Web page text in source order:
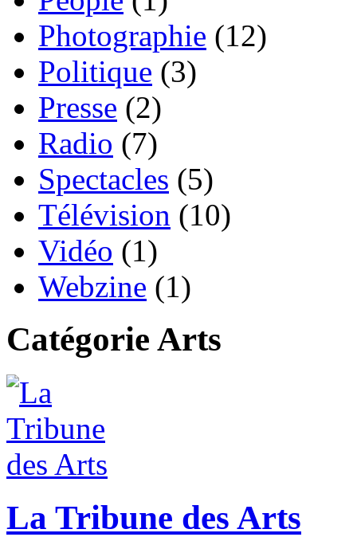
Photographie (12)
Politique (3)
Presse (2)
Radio (7)
Spectacles (5)
Télévision (10)
Vidéo (1)
Webzine (1)
Catégorie Arts
La Tribune des Arts